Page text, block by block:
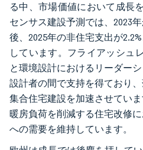
る中、市場価値において成長
センサス建設予測では、2023
後、2025年の非住宅支出が
しています。フライアッシュ
と環境設計におけるリーダー
設計者の間で支持を得ており
集合住宅建設を加速させてい
暖房負荷を削減する住宅改修
への需要を維持しています。